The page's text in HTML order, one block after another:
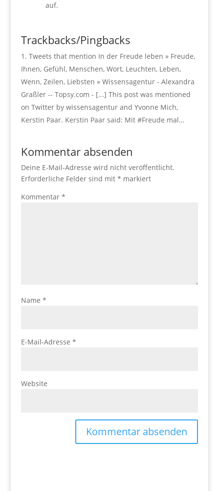
auf.
Trackbacks/Pingbacks
Tweets that mention In der Freude leben » Freude,
Ihnen, Gefühl, Menschen, Wort, Leuchten, Leben,
Wenn, Zeilen, Liebsten » Wissensagentur - Alexandra
Graßler -- Topsy.com - [...] This post was mentioned
on Twitter by wissensagentur and Yvonne Mich,
Kerstin Paar. Kerstin Paar said: Mit #Freude mal…
Kommentar absenden
Deine E-Mail-Adresse wird nicht veröffentlicht.
Erforderliche Felder sind mit * markiert
Kommentar *
Name *
E-Mail-Adresse *
Website